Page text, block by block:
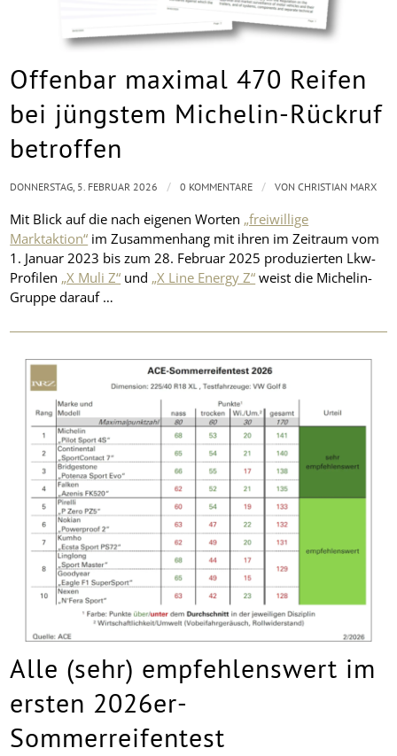
Offenbar maximal 470 Reifen
bei jüngstem Michelin-Rückruf
betroffen
Mit Blick auf die nach eigenen Worten „freiwillige
Marktaktion“ im Zusammenhang mit ihren im Zeitraum vom
1. Januar 2023 bis zum 28. Februar 2025 produzierten Lkw-
Profilen „X Muli Z“ und „X Line Energy Z“ weist die Michelin-
Gruppe darauf …
DONNERSTAG, 5. FEBRUAR 2026 / 0 KOMMENTARE / VONCHRISTIAN MARX
Alle (sehr) empfehlenswert im
ersten 2026er-
Sommerreifentest